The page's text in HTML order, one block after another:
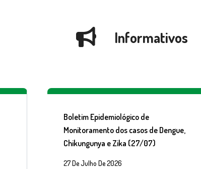
Informativos
Boletim Epidemiológico de
Monitoramento dos casos de Dengue,
Chikungunya e Zika (27/07)
27 De Julho De 2026